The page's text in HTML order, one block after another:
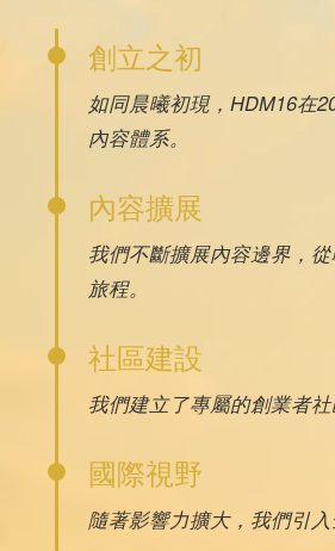
創立之初
如同晨曦初現，HDM16在
內容體系。
內容擴展
我們不斷擴展內容邊界，
旅程。
社區建設
我們建立了專屬的創業者
國際視野
隨著影響力擴大，我們引